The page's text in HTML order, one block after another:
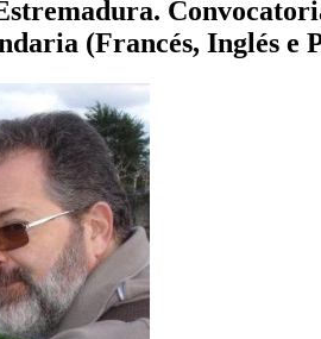
(Francés, Inglés e